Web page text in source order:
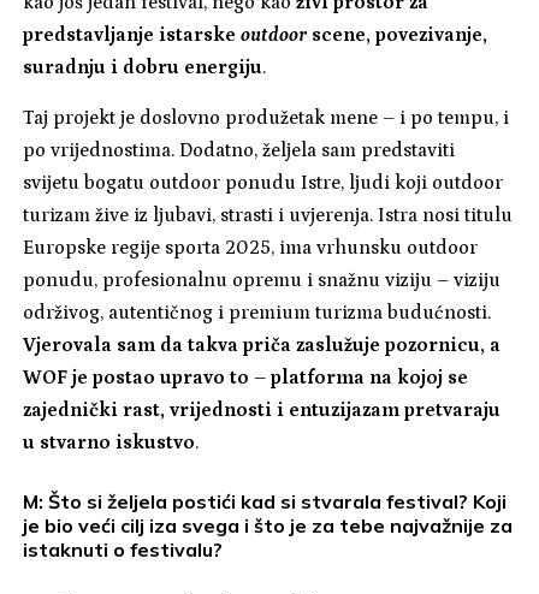
predstavljanje istarskeoutdoorscene, povezivanje,
suradnju i dobru energiju.
Taj projekt je doslovno produžetak mene – i po tempu, i
po vrijednostima. Dodatno, željela sam predstaviti
svijetu bogatu outdoor ponudu Istre, ljudi koji outdoor
turizam žive iz ljubavi, strasti i uvjerenja. Istra nosi titulu
Europske regije sporta 2025, ima vrhunsku outdoor
ponudu, profesionalnu opremu i snažnu viziju – viziju
održivog, autentičnog i premium turizma budućnosti.
Vjerovala sam da takva priča zaslužuje pozornicu, a
WOF je postao upravo to – platforma na kojoj se
zajednički rast, vrijednosti i entuzijazam pretvaraju
u stvarno iskustvo.
M: Što si željela postići kad si stvarala festival? Koji
je bio veći cilj iza svega i što je za tebe najvažnije za
istaknuti o festivalu?